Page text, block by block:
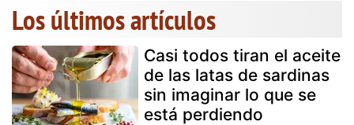
Los últimos artículos
Casi todos tiran el aceite
de las latas de sardinas
sin imaginar lo que se
está perdiendo